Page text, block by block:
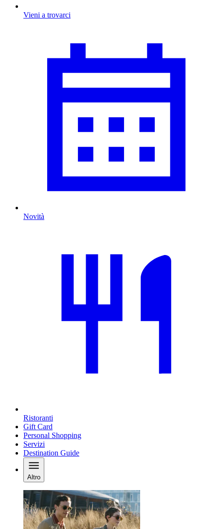
Vieni a trovarci
Novità
Ristoranti
Gift Card
Personal Shopping
Servizi
Destination Guide
Altro